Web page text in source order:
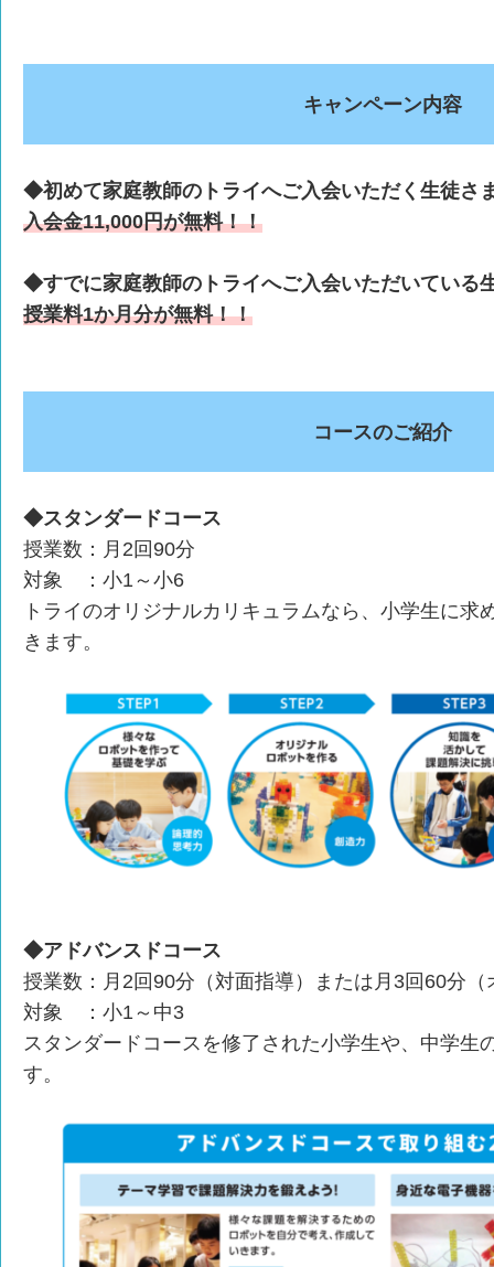
キャンペーン内容
◆初めて家庭教師のトライへご入会いただく生徒さ
入会金11,000円が無料！！
◆すでに家庭教師のトライへご入会いただいている
授業料1か月分が無料！！
コースのご紹介
◆スタンダードコース
授業数：月2回90分
対象 ：小1～小6
トライのオリジナルカリキュラムなら、小学生に求
きます。
◆アドバンスドコース
授業数：月2回90分（対面指導）または月3回60分（
対象 ：小1～中3
スタンダードコースを修了された小学生や、中学生
す。